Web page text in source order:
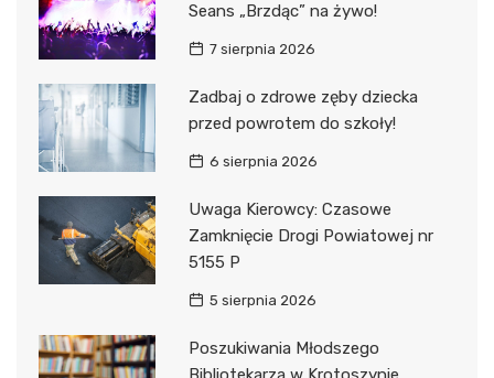
Seans „Brzdąc” na żywo!
7 sierpnia 2026
Zadbaj o zdrowe zęby dziecka
przed powrotem do szkoły!
6 sierpnia 2026
Uwaga Kierowcy: Czasowe
Zamknięcie Drogi Powiatowej nr
5155 P
5 sierpnia 2026
Poszukiwania Młodszego